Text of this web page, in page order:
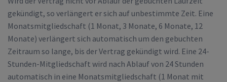
gekündigt, so verlängert er sich auf unbestimmte Zeit. Eine
Monatsmitgliedschaft (1 Monat, 3 Monate, 6 Monate, 12
Monate) verlängert sich automatisch um den gebuchten
Zeitraum so lange, bis der Vertrag gekündigt wird. Eine 24-
Stunden-Mitgliedschaft wird nach Ablauf von 24 Stunden
automatisch in eine Monatsmitgliedschaft (1 Monat mit